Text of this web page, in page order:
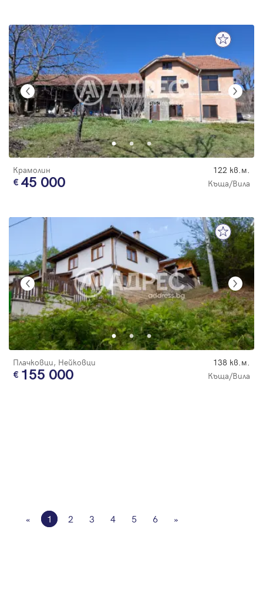
Крамолин 122 кв.м.
45 000 Къща/Вила
Плачковци, Нейковци 138 кв.м.
155 000 Къща/Вила
« 1 2 3 4 5 6 »